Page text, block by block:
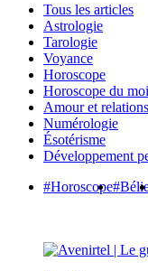
Tous les articles
Astrologie
Tarologie
Voyance
Horoscope
Horoscope du
Amour et relations
Numérologie
Ésotérisme
Développement
#Horoscope